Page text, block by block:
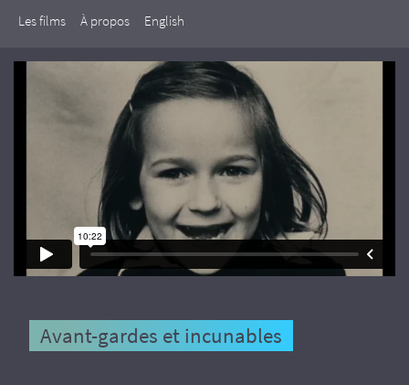
Les films À propos English
Avant-gardes et incunables